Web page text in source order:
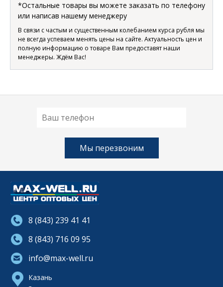
*Остальные товары вы можете заказать по телефону
или написав нашему менеджеру
В связи с частым и существенным колебанием курса рубля мы
не всегда успеваем менять цены на сайте. Актуальность цен и
полную информацию о товаре Вам предоставят наши
менеджеры. Ждём Вас!
8 (843) 239 41 41
8 (843) 716 09 95
info@max-well.ru
Казань